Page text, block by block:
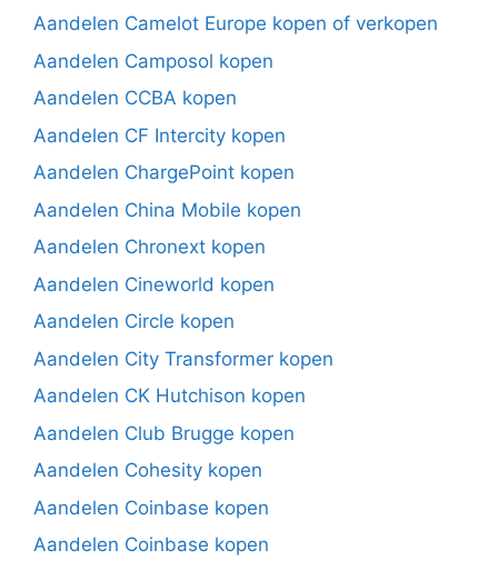
Aandelen Camelot Europe kopen of verkopen
Aandelen Camposol kopen
Aandelen CCBA kopen
Aandelen CF Intercity kopen
Aandelen ChargePoint kopen
Aandelen China Mobile kopen
Aandelen Chronext kopen
Aandelen Cineworld kopen
Aandelen Circle kopen
Aandelen City Transformer kopen
Aandelen CK Hutchison kopen
Aandelen Club Brugge kopen
Aandelen Cohesity kopen
Aandelen Coinbase kopen
Aandelen Coinbase kopen